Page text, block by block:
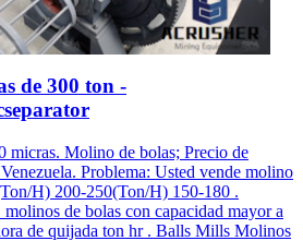
de 300 ton -
micras. Molino de bolas; Precio de
Problema: Usted vende molino
H) 200-250(Ton/H) 150-180 .
de bolas con capacidad mayor a
de quijada ton hr . Balls Mills Molinos